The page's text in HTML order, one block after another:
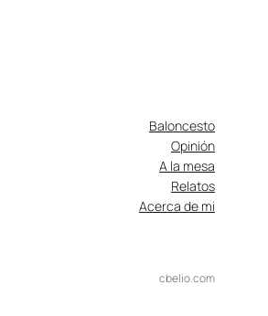
Baloncesto
Opinión
A la mesa
Relatos
Acerca de mi
cbelio.com